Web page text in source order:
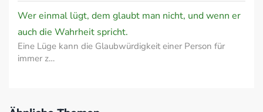
Wer einmal lügt, dem glaubt man nicht, und wenn er
auch die Wahrheit spricht.
Eine Lüge kann die Glaubwürdigkeit einer Person für
immer z…